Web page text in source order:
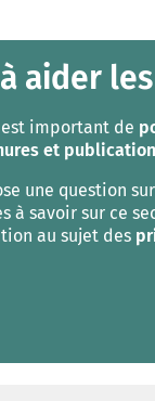
aider
important de
et
une question
à savoir sur ce
au sujet des